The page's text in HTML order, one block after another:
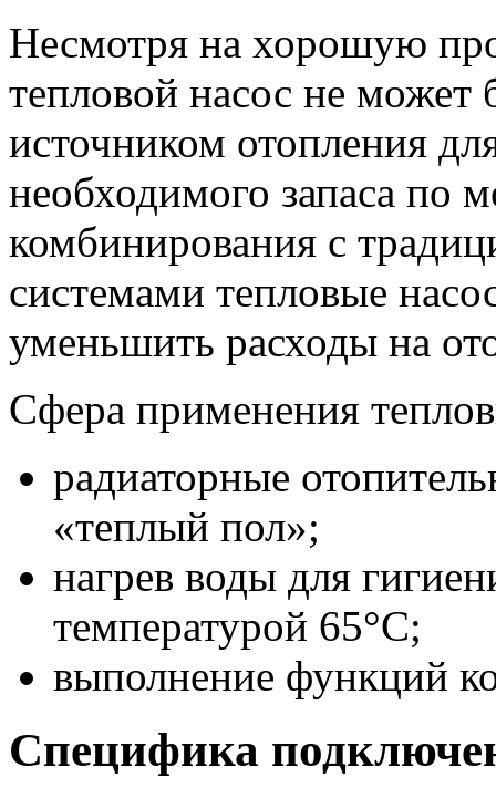
Несмотря на хорошую
тепловой насос не может
источником отопления
необходимого запаса по
комбинирования с
системами тепловые
уменьшить расходы на
Сфера применения
радиаторные
«теплый пол»;
нагрев воды для
температурой 65°С;
выполнение функций
Специфика